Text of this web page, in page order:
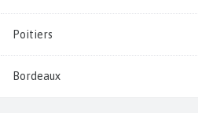
Poitiers
Bordeaux